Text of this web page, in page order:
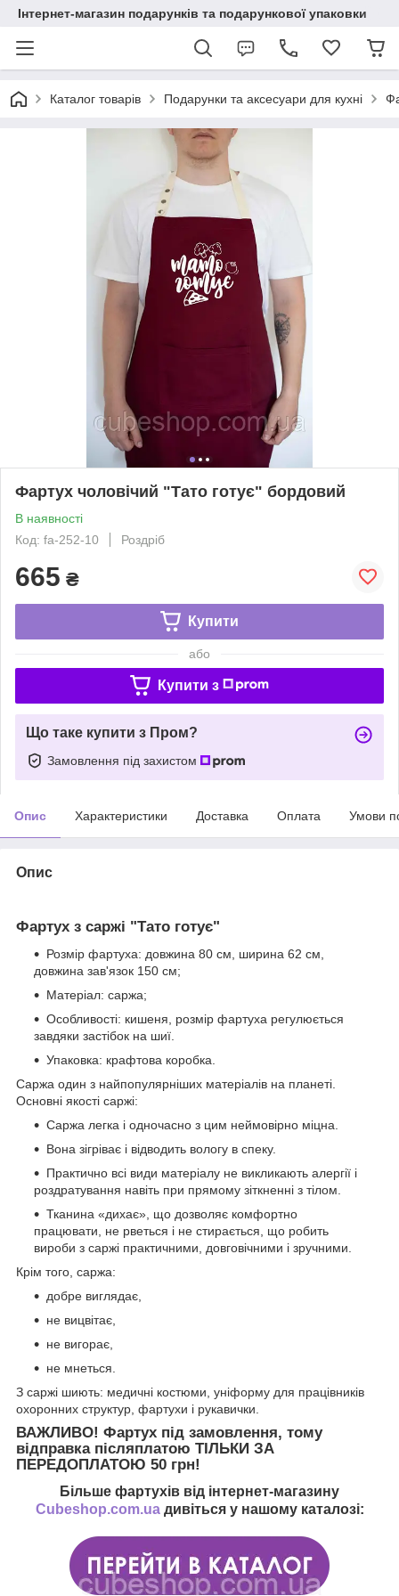
Інтернет-магазин подарунків та подарункової упаковки
Каталог товарів Подарунки та аксесуари для кухні
Фартух чоловічий "Тато готує" бордовий
В наявності
Код: fa-252-10
Роздріб
665 ₴
Купити
або
Купити з
Що таке купити з Пром?
Замовлення під захистом
Опис Характеристики Доставка Оплата Умови
Опис
Фартух з саржі "Тато готує"
Розмір фартуха: довжина 80 см, ширина 62 см,
довжина зав'язок 150 см;
Матеріал: саржа;
Особливості: кишеня, розмір фартуха регулюється
завдяки застібок на шиї.
Упаковка: крафтова коробка.
Саржа один з найпопулярніших матеріалів на планеті.
Основні якості саржі:
Саржа легка і одночасно з цим неймовірно міцна.
Вона зігріває і відводить вологу в спеку.
Практично всі види матеріалу не викликають алергії і
роздратування навіть при прямому зіткненні з тілом.
Тканина «дихає», що дозволяє комфортно
працювати, не рветься і не стирається, що робить
вироби з саржі практичними, довговічними і зручними.
Крім того, саржа:
добре виглядає,
не вицвітає,
не вигорає,
не мнеться.
З саржі шиють: медичні костюми, уніформу для працівників
охоронних структур, фартухи і рукавички.
ВАЖЛИВО! Фартух під замовлення, тому
відправка післяплатою ТІЛЬКИ ЗА
ПЕРЕДОПЛАТОЮ 50 грн!
Більше фартухів від інтернет-магазину
Cubeshop.com.uaдивіться у нашому каталозі: